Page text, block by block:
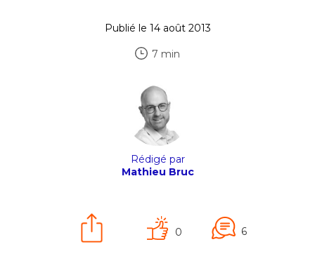
Publié le 14 août 2013
7 min
Rédigé par
Mathieu Bruc
0 6